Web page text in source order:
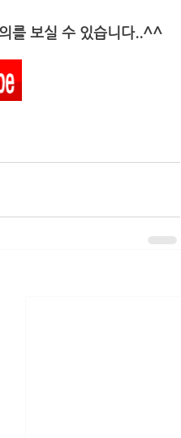
를 보실 수 있습니다..^^